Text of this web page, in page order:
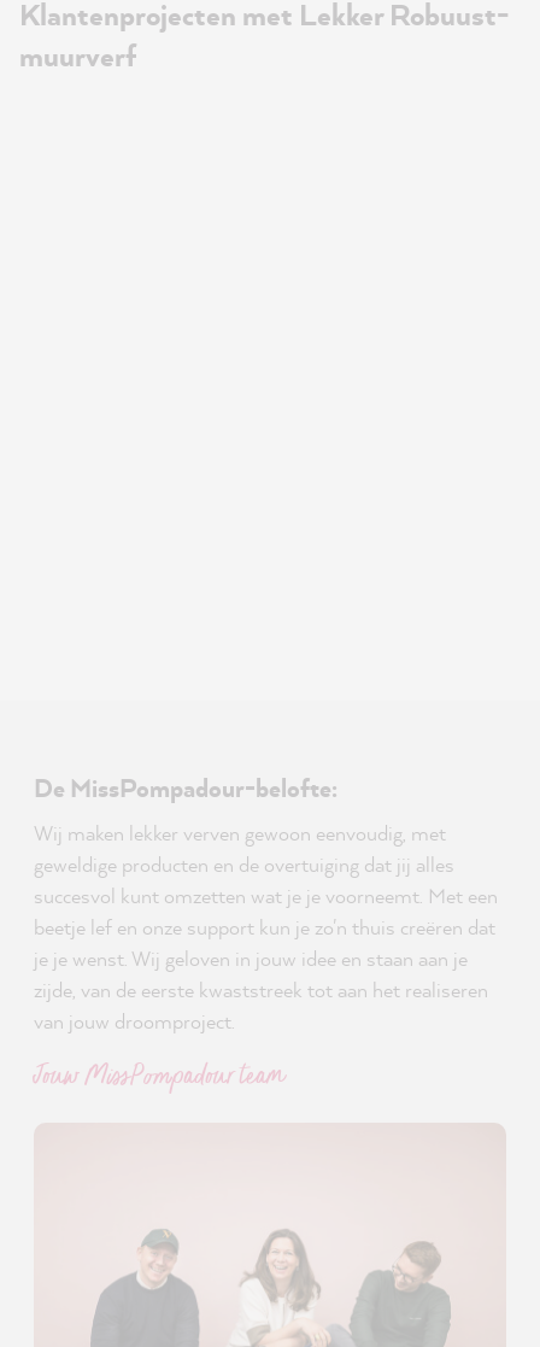
Klantenprojecten met Lekker Robuust-
muurverf
De MissPompadour-belofte:
Wij maken lekker verven gewoon eenvoudig, met
geweldige producten en de overtuiging dat jij alles
succesvol kunt omzetten wat je je voorneemt. Met een
beetje lef en onze support kun je zo'n thuis creëren dat
je je wenst. Wij geloven in jouw idee en staan aan je
zijde, van de eerste kwaststreek tot aan het realiseren
van jouw droomproject.
Jouw MissPompadour team